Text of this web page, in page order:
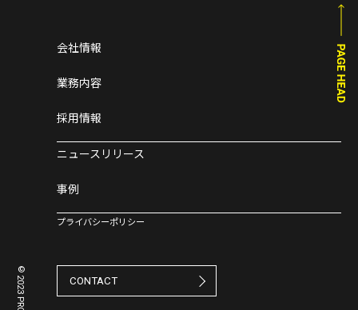
会社情報
業務内容
採用情報
ニュースリリース
事例
プライバシーポリシー
CONTACT